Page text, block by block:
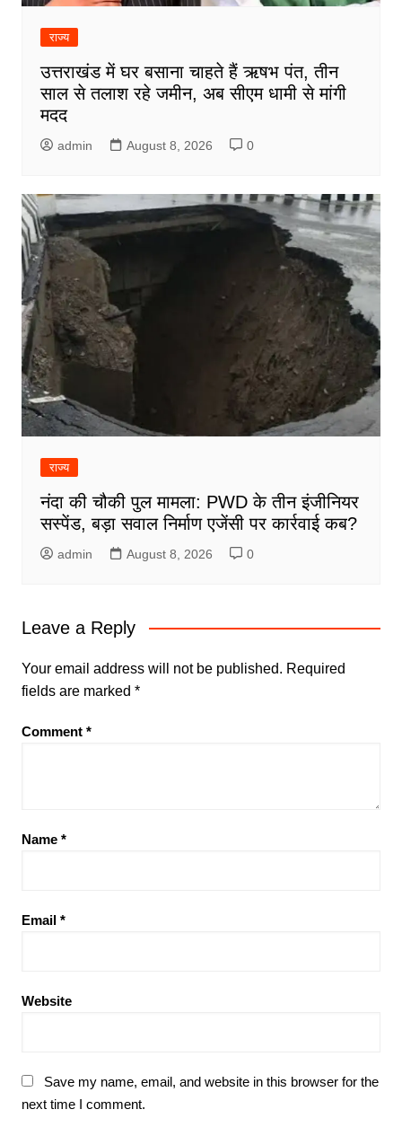
राज्य
उत्तराखंड में घर बसाना चाहते हैं ऋषभ पंत, तीन
साल से तलाश रहे जमीन, अब सीएम धामी से मांगी
मदद
admin August 8, 2026 0
राज्य
नंदा की चौकी पुल मामला: PWD के तीन इंजीनियर
सस्पेंड, बड़ा सवाल निर्माण एजेंसी पर कार्रवाई कब?
admin August 8, 2026 0
Leave a Reply
Your email address will not be published. Required
fields are marked *
Comment *
Name *
Email *
Website
Save my name, email, and website in this browser for the
next time I comment.